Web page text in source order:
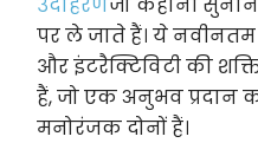
पर ले जाते हैं। ये
और इंटरैक्टिविटी की
हैं, जो एक अनुभव प्रदान
मनोरंजक दोनों हैं।